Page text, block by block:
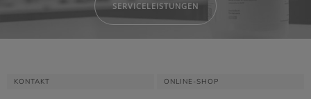
SERVICELEISTUNGEN
KONTAKT ONLINE-SHOP